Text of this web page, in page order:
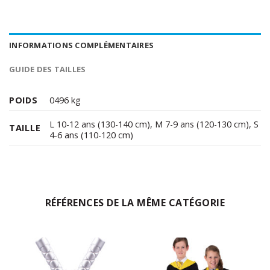
INFORMATIONS COMPLÉMENTAIRES
GUIDE DES TAILLES
POIDS 0496 kg
TAILLE L 10-12 ans (130-140 cm), M 7-9 ans (120-130 cm),S
4-6 ans (110-120 cm)
RÉFÉRENCES DE LA MÊME CATÉGORIE